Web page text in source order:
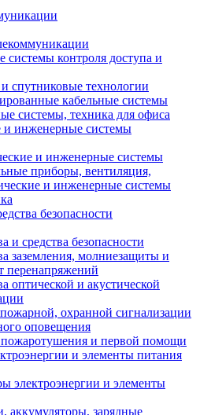
системы контроля доступа и
спутниковые технологии
кабельные системы
системы, техника для офиса
и инженерные системы
и инженерные системы
приборы, вентиляция,
и инженерные системы
безопасности
и средства безопасности
заземления, молниезащиты и
перенапряжений
оптической и акустической
охранной сигнализации
оповещения
пожаротушения и первой помощи
и элементы питания
электроэнергии и элементы
аккумуляторы, зарядные